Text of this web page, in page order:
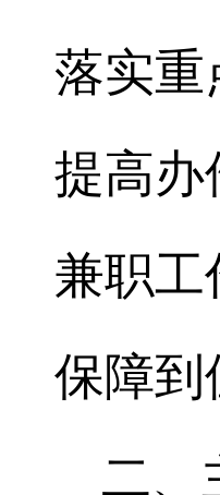
落实重
提高办
兼职工
保障到
二、